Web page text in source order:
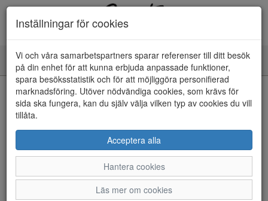
Toggle
navigation
Visa filter
Dam - Tofflor (120 artiklar)
Sortera efter:
Inställningar för cookies
Vi och våra samarbetspartners sparar referenser till ditt besök
på din enhet för att kunna erbjuda anpassade funktioner,
spara besöksstatistik och för att möjliggöra personifierad
marknadsföring. Utöver nödvändiga cookies, som krävs för
sida ska fungera, kan du själv välja vilken typ av cookies du vill
tillåta.
Acceptera alla
Hantera cookies
Läs mer om cookies